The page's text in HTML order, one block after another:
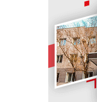
19:00
В
18:47
В